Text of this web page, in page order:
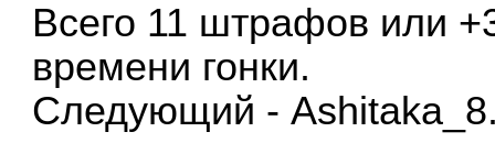
Всего 11 штрафов или
времени гонки.
Следующий -